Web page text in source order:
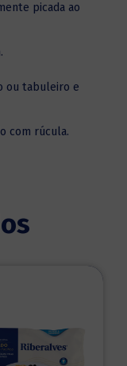
picada ao
ou tabuleiro e
com rúcula.